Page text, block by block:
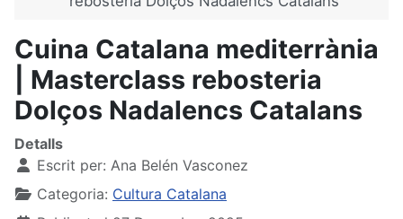
Cuina Catalana mediterrània
| Masterclass rebosteria
Dolços Nadalencs Catalans
Detalls
Escrit per: Ana Belén Vasconez
Categoria: Cultura Catalana